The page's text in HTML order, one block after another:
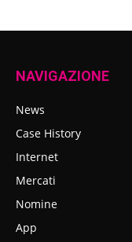
NAVIGAZIONE
News
Case History
Internet
Mercati
Nomine
App